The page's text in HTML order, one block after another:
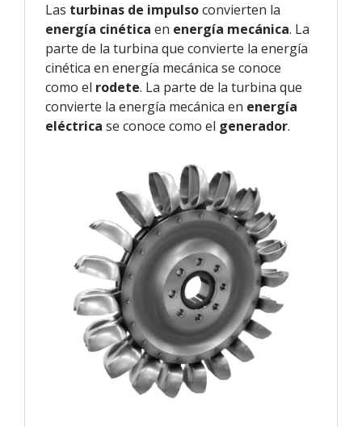
Las turbinas de impulsoconvierten la
energía cinética en energía mecánica. La
parte de la turbina que convierte la energía
cinética en energía mecánica se conoce
como el rodete. La parte de la turbina que
convierte la energía mecánica en energía
eléctrica se conoce como el generador.